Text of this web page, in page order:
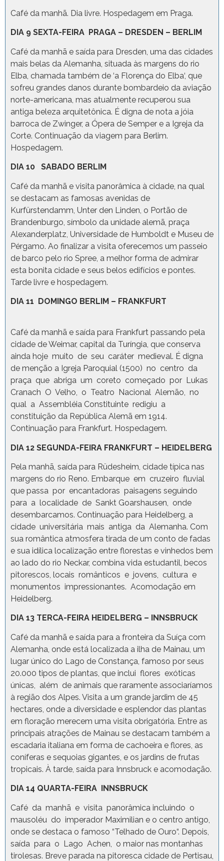
Café da manhã. Dia livre. Hospedagem em Praga.
DIA 9 SEXTA-FEIRA PRAGA – DRESDEN – BERLIM
Café da manhã e saída para Dresden, uma das cidades
mais belas da Alemanha, situada às margens do rio
Elba, chamada também de ‘a Florença do Elba‘, que
sofreu grandes danos durante bombardeio da aviação
norte-americana, mas atualmente recuperou sua
antiga beleza arquitetônica. É digna de nota a jóia
barroca de Zwinger, a Ópera de Semper e a Igreja da
Corte. Continuação da viagem para Berlim.
Hospedagem.
DIA 10 SABADO BERLIM
Café da manhã e visita panorâmica à cidade, na qual
se destacam as famosas avenidas de
Kurfürstendamm, Unter den Linden, o Portão de
Brandenburgo, símbolo da unidade alemã, praça
Alexanderplatz, Universidade de Humboldt e Museu de
Pérgamo. Ao finalizar a visita oferecemos um passeio
de barco pelo rio Spree, a melhor forma de admirar
esta bonita cidade e seus belos edifícios e pontes.
Tarde livre e hospedagem.
DIA 11 DOMINGO BERLIM – FRANKFURT
Café da manhã e saída para Frankfurt passando pela
cidade de Weimar, capital da Turíngia, que conserva
ainda hoje muito de seu caráter medieval. É digna
de menção a Igreja Paroquial (1500) no centro da
praça que abriga um coreto começado por Lukas
Cranach O Velho, o Teatro Nacional Alemão, no
qual a Assembléia Constituinte redigiu a
constituição da República Alemã em 1914.
Continuação para Frankfurt. Hospedagem.
DIA 12 SEGUNDA-FEIRA FRANKFURT – HEIDELBERG
Pela manhã, saída para Rüdesheim, cidade típica nas
margens do rio Reno. Embarque em cruzeiro fluvial
que passa por encantadoras paisagens seguindo
para a localidade de Sankt Goarshausen, onde
desembarcamos. Continuação para Heidelberg, a
cidade universitária mais antiga da Alemanha. Com
sua romântica atmosfera tirada de um conto de fadas
e sua idílica localização entre florestas e vinhedos bem
ao lado do rio Neckar, combina vida estudantil, becos
pitorescos, locais românticos e jovens, cultura e
monumentos impressionantes. Acomodação em
Heidelberg.
DIA 13 TERCA-FEIRA HEIDELBERG – INNSBRUCK
Café da manhã e saída para a fronteira da Suíça com
Alemanha, onde está localizada a ilha de Mainau, um
lugar único do Lago de Constança, famoso por seus
20.000 tipos de plantas, que inclui flores exóticas
únicas, além de animais que raramente associaríamos
à região dos Alpes. Visita a um grande jardim de 45
hectares, onde a diversidade e esplendor das plantas
em floração merecem uma visita obrigatória. Entre as
principais atrações de Mainau se destacam também a
escadaria italiana em forma de cachoeira e flores, as
coníferas e sequoias gigantes, e os jardins de frutas
tropicais. À tarde, saída para Innsbruck e acomodação.
DIA 14 QUARTA-FEIRA INNSBRUCK
Café da manhã e visita panorâmica incluindo o
mausoléu do imperador Maximilian e o centro antigo,
onde se destaca o famoso “Telhado de Ouro“. Depois,
saída para o Lago Achen, o maior nas montanhas
tirolesas. Breve parada na pitoresca cidade de Pertisau,